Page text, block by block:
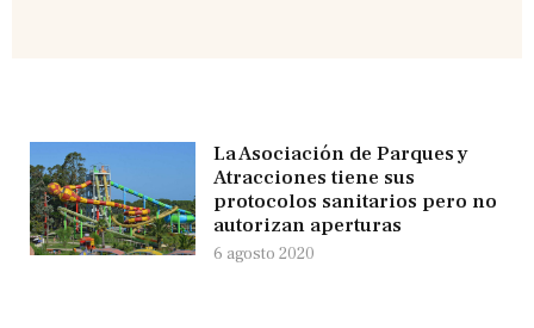
La Asociación de Parques y
Atracciones tiene sus
protocolos sanitarios pero no
autorizan aperturas
6 agosto 2020